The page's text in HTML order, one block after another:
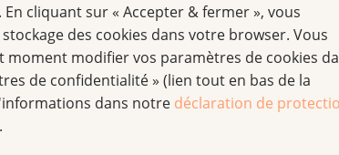
cliquant sur « Accepter & fermer », vous
des cookies dans votre browser. Vous
moment modifier vos paramètres de cookies
de confidentialité » (lien tout en bas de la
dans notre déclaration de
.
votre qualité de vie. Les spécialistes parlent
de l'extérieur ou de l'intérieur (radiothérapie
externe ?
la radiothérapie fasse effet ?
la tumeur sont également endommagées
les cellules des muqueuses de la bouche ou de